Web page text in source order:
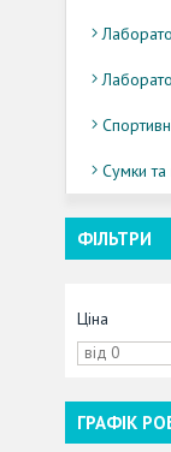
Сумки та
ФІЛЬТРИ
Ціна
ГРАФІК